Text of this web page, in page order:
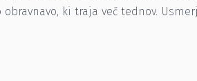
ki traja več tednov.